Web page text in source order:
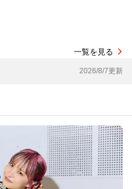
一覧を見る
2026/8/7更新